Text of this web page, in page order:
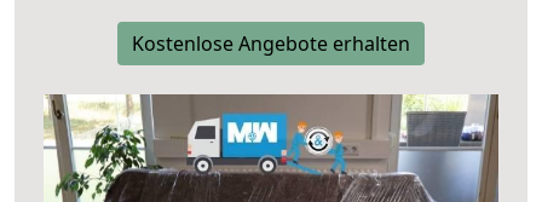
Kostenlose Angebote erhalten